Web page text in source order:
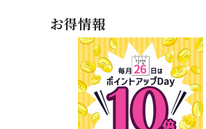
お得情報